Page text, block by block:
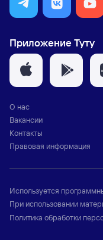
Приложение Туту
О нас
Вакансии
Контакты
Правовая информация
Используется
При использовании
Политика обработки